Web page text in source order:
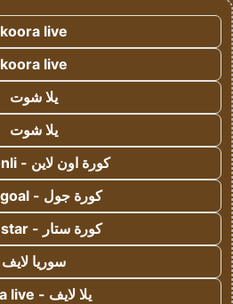
koora live
koora live
يلا شوت
يلا شوت
كورة اون لاين - kora onli
كورة جول - kora goal
كورة ستار - kora star
سوريا لايف
يلا لايف - yalla live